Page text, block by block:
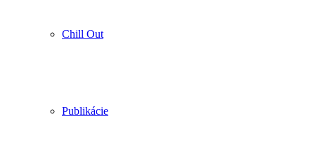
Chill Out
Publikácie